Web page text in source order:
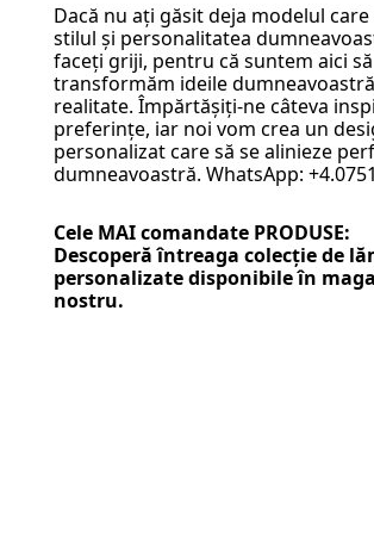
Dacă nu ați găsit deja modelul
stilul și personalitatea
faceți griji, pentru că suntem aici să
transformăm ideile
realitate. Împărtășiți-ne câteva
preferințe, iar noi vom crea un
personalizat care să se alinieze
dumneavoastră. WhatsApp:
Cele MAI comandate PRODUSE:
Descoperă întreaga colecție de
personalizatedisponibile în
nostru.